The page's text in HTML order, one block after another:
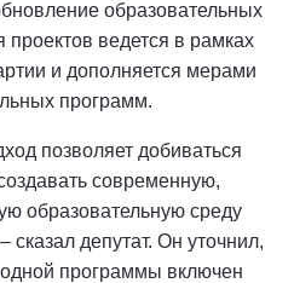
образовательных
ведется в рамках
и дополняется мерами
программ.
позволяет добиваться
современную,
образовательную среду
сказал депутат. Он уточнил,
программы включен